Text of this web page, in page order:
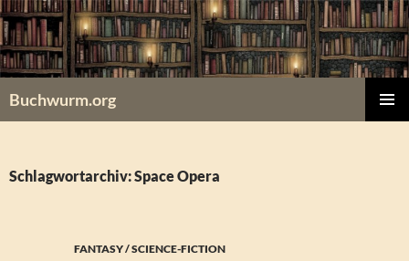
Zum
Inhalt
springen
Buchwurm.org
Schlagwortarchiv: Space Opera
FANTASY / SCIENCE-FICTION